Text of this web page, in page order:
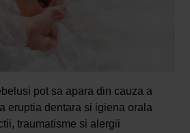
pot sa apara din cauza a
eruptia dentara si igiena orala
traumatisme si alergii